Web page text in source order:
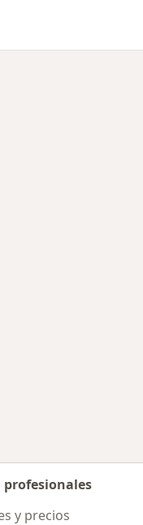
profesionales
y precios